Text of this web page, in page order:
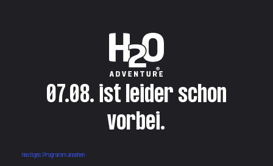
07.08. ist leider schon
vorbei.
heutiges Programm ansehen